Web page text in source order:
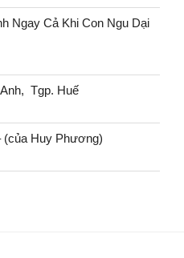
Ngay Cả Khi Con Ngu Dại
Tgp. Huế
(của Huy Phương)